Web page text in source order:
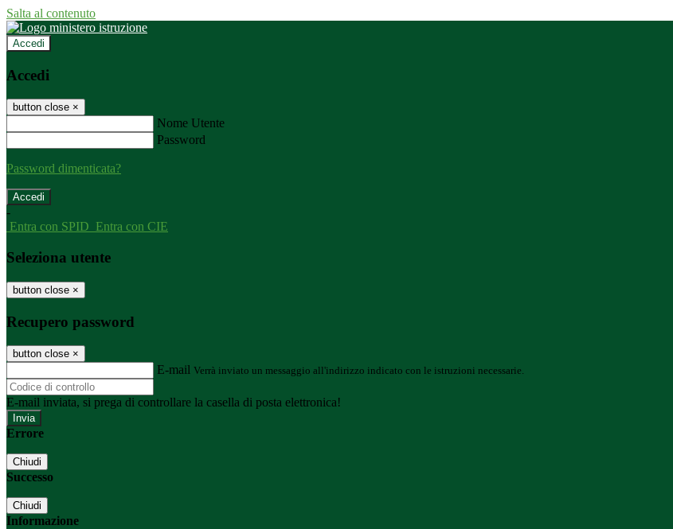
Salta al contenuto
Accedi
Accedi
button close ×
Nome Utente
Password
Password dimenticata?
-
Entra con SPID Entra con CIE
Seleziona utente
button close ×
Recupero password
button close ×
E-mail Verrà inviato un messaggio all'indirizzo indicato con le istruzioni necessarie.
E-mail inviata, si prega di controllare la casella di posta elettronica!
Errore
Chiudi
Successo
Chiudi
Informazione